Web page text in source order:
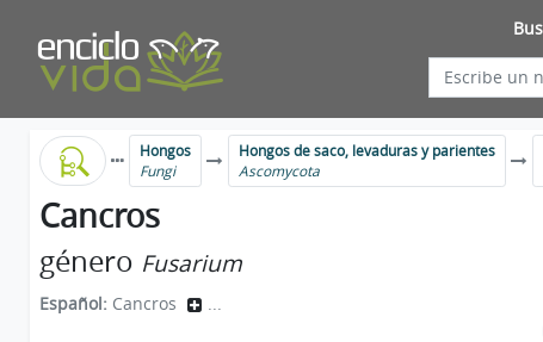
Hongos
Fungi
Hongos de saco, levaduras y parientes
Ascomycota
Cancros
género Fusarium
Español: Cancros ...